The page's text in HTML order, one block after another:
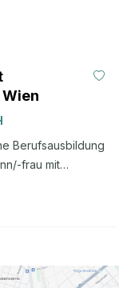
Berufsausbildung
frau mit